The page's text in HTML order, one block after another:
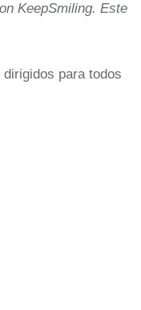
KeepSmiling. Este
para todos